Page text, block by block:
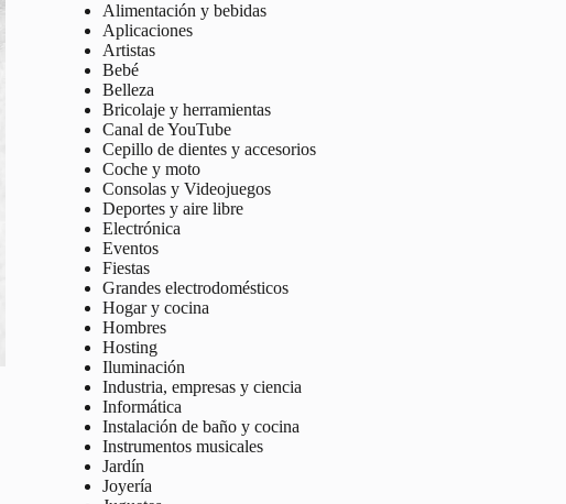
Alimentación y bebidas
Aplicaciones
Artistas
Bebé
Belleza
Bricolaje y herramientas
Canal de YouTube
Cepillo de dientes y accesorios
Coche y moto
Consolas y Videojuegos
Deportes y aire libre
Electrónica
Eventos
Fiestas
Grandes electrodomésticos
Hogar y cocina
Hombres
Hosting
Iluminación
Industria, empresas y ciencia
Informática
Instalación de baño y cocina
Instrumentos musicales
Jardín
Joyería